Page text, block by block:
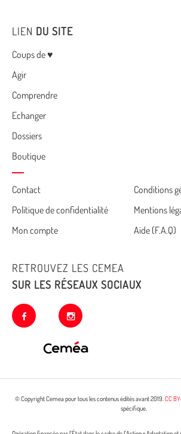
LIEN DU SITE
Menu
Coups de ♥
Agir
Comprendre
Echanger
Dossiers
Boutique
Cemea
footer
Contact
Conditions
Politique de confidentialité
Mentions
Mon compte
Aide (F.A.Q)
RETROUVEZ LES CEMEA
SUR LES RÉSEAUX SOCIAUX
facebook instagram
© Copyright Cemea pour tous les contenus édités avant 2019.CC
spécifique.